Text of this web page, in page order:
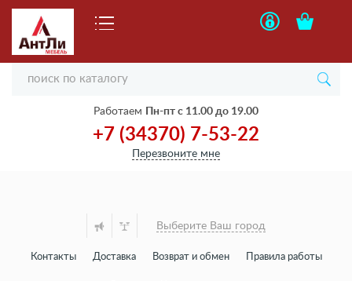
Работаем Пн-пт с 11.00 до 19.00
+7 (34370) 7-53-22
Перезвоните мне
Выберите Ваш город
Контакты Доставка Возврат и обмен Правила работы